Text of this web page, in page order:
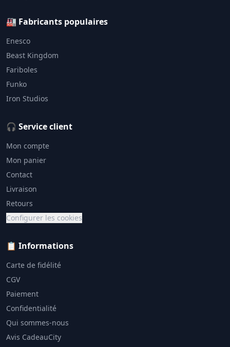
🏭 Fabricants populaires
Enesco
Beast Kingdom
Fariboles
Funko
Iron Studios
🎧 Service client
Mon compte
Mon panier
Contact
Livraison
Retours
Configurer les cookies
📋 Informations
Carte de fidélité
CGV
Paiement
Confidentialité
Qui sommes-nous
Avis CadeauCity